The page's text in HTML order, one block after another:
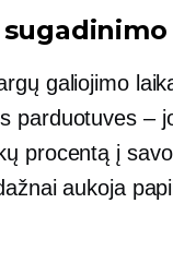
galiojimo
parduotuves –
procentą į
aukoja